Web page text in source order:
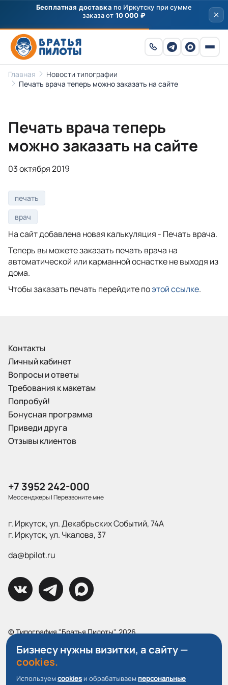
Бесплатная доставка по Иркутску при сумме
заказа от 10 000 ₽
Главная
Новости типографии
Печать врача теперь можно заказать на сайте
Печать врача теперь
можно заказать на сайте
03 октября 2019
печать
врач
На сайт добавлена новая калькуляция - Печать врача.
Теперь вы можете заказать печать врача на
автоматической или карманной оснастке не выходя из
дома.
Чтобы заказать печать перейдите поэтой ссылке.
Контакты
Личный кабинет
Вопросы и ответы
Требования к макетам
Попробуй!
Бонусная программа
Приведи друга
Отзывы клиентов
+7 3952 242-000
Мессенджеры|Перезвоните мне
г. Иркутск, ул. Декабрьских Событий, 74А
г. Иркутск, ул. Чкалова, 37
da@bpilot.ru
© Типография "Братья Пилоты", 2026
Все права защищены.
Политика конфиденциальности
Пользовательское соглашение
Бизнесу нужны визитки, а сайту —
cookies.
Используемcookies и обрабатываем персональные